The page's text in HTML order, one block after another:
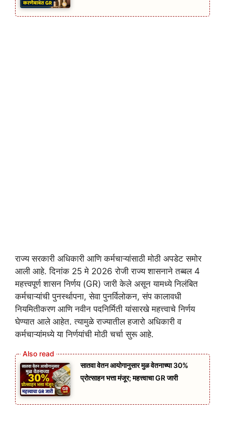
राज्य सरकारी अधिकारी आणि कर्मचाऱ्यांसाठी मोठी अपडेट समोर
आली आहे. दिनांक 25 मे 2026 रोजी राज्य शासनाने तब्बल 4
महत्त्वपूर्ण शासन निर्णय (GR) जारी केले असून यामध्ये निलंबित
कर्मचाऱ्यांची पुनर्स्थापना, सेवा पुनर्विलोकन, संप कालावधी
नियमितीकरण आणि नवीन पदनिर्मिती यांसारखे महत्त्वाचे निर्णय
घेण्यात आले आहेत. त्यामुळे राज्यातील हजारो अधिकारी व
कर्मचाऱ्यांमध्ये या निर्णयांची मोठी चर्चा सुरू आहे.
सातवा वेतन आयोगानुसार मुळ वेतनाच्या 30%
प्रोत्साहन भत्ता मंजूर; महत्त्वाचा GR जारी